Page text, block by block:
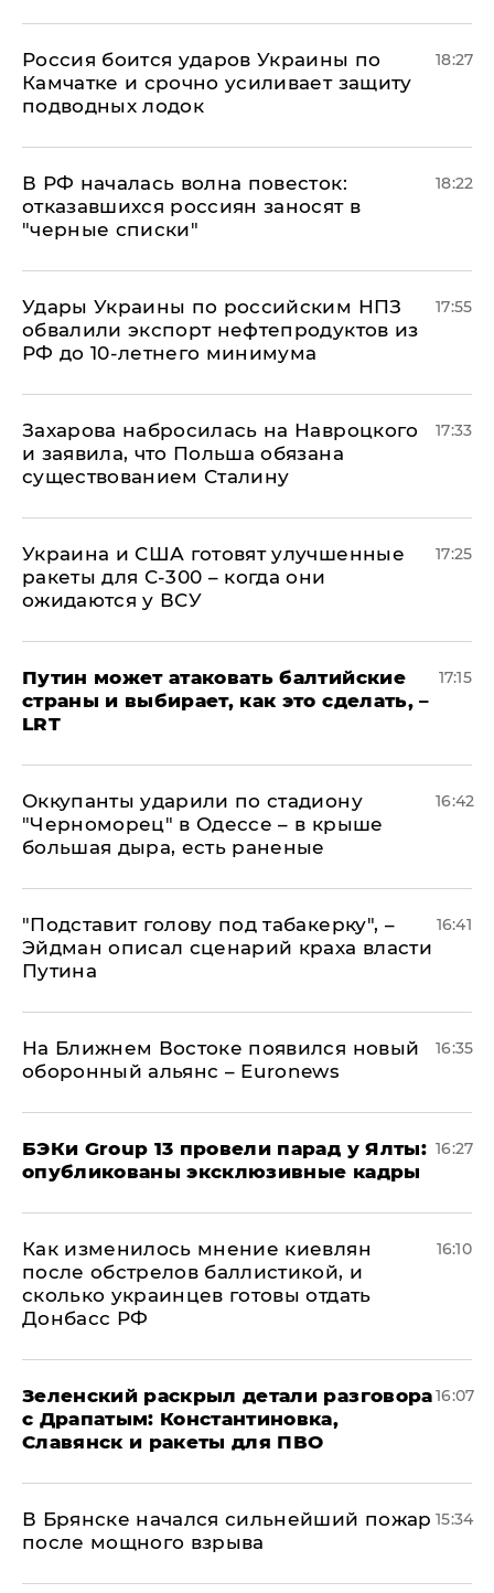
Россия боится ударов Украины по
Камчатке и срочно усиливает защиту
подводных лодок
18:27
​В РФ началась волна повесток:
отказавшихся россиян заносят в
"черные списки"
18:22
Удары Украины по российским НПЗ
обвалили экспорт нефтепродуктов из
РФ до 10-летнего минимума
17:55
​Захарова набросилась на Навроцкого
и заявила, что Польша обязана
существованием Сталину
17:33
Украина и США готовят улучшенные
ракеты для С-300 – когда они
ожидаются у ВСУ
17:25
Путин может атаковать балтийские
страны и выбирает, как это сделать, –
LRT
17:15
Оккупанты ударили по стадиону
"Черноморец" в Одессе – в крыше
большая дыра, есть раненые
16:42
​"Подставит голову под табакерку", –
Эйдман описал сценарий краха власти
Путина
16:41
На Ближнем Востоке появился новый
оборонный альянс – Euronews
16:35
​БЭКи Group 13 провели парад у Ялты:
опубликованы эксклюзивные кадры
16:27
Как изменилось мнение киевлян
после обстрелов баллистикой, и
сколько украинцев готовы отдать
Донбасс РФ
16:10
​Зеленский раскрыл детали разговора
с Драпатым: Константиновка,
Славянск и ракеты для ПВО
16:07
В Брянске начался сильнейший пожар
после мощного взрыва
15:34